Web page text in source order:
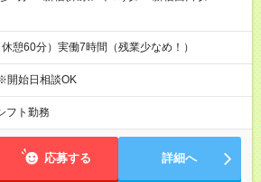
憩60分）実働7時間（残業少なめ！）
始日相談OK
フト勤務
応募する 詳細へ